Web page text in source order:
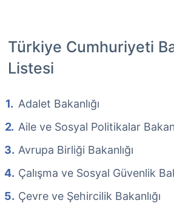
Türkiye Cumhuriyeti
Listesi
Adalet Bakanlığı
Aile ve Sosyal Politikalar
Avrupa Birliği Bakanlığı
Çalışma ve Sosyal Güvenlik
Çevre ve Şehircilik Bakanlığı